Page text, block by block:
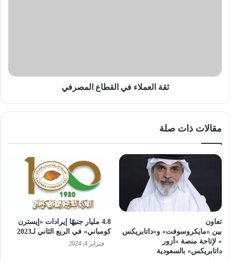
ثقة العملاء في القطاع المصرفي
مقالات ذات صلة
تعاون
بين «مايكروسوفت» و«داتابريكس
» لإتاحة منصة «أزور
داتابريكس» بالسعودية
4.8 مليار جنيهًا إيرادات «إيسترن
كومباني» في الربع الثاني لـ2023
فبراير 4, 2024